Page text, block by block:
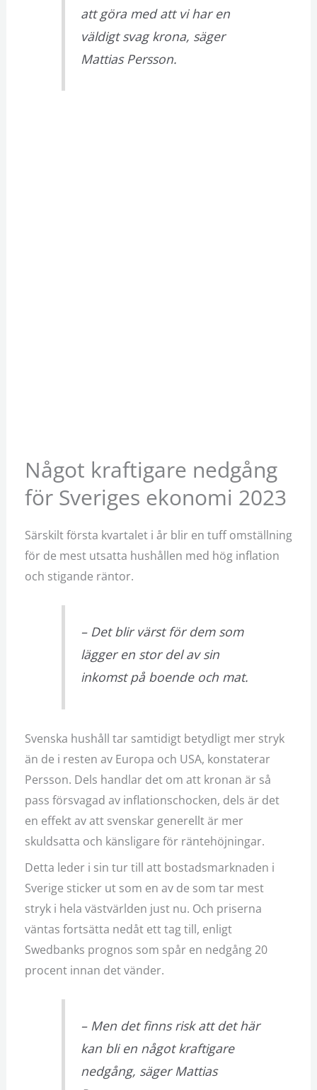
att göra med att vi har en
väldigt svag krona, säger
Mattias Persson.
Något kraftigare nedgång
för Sveriges ekonomi 2023
Särskilt första kvartalet i år blir en tuff omställning
för de mest utsatta hushållen med hög inflation
och stigande räntor.
– Det blir värst för dem som
lägger en stor del av sin
inkomst på boende och mat.
Svenska hushåll tar samtidigt betydligt mer stryk
än de i resten av Europa och USA, konstaterar
Persson. Dels handlar det om att kronan är så
pass försvagad av inflationschocken, dels är det
en effekt av att svenskar generellt är mer
skuldsatta och känsligare för räntehöjningar.
Detta leder i sin tur till att bostadsmarknaden i
Sverige sticker ut som en av de som tar mest
stryk i hela västvärlden just nu. Och priserna
väntas fortsätta nedåt ett tag till, enligt
Swedbanks prognos som spår en nedgång 20
procent innan det vänder.
– Men det finns risk att det här
kan bli en något kraftigare
nedgång, säger Mattias